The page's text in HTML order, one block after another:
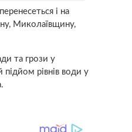
і на
Миколаївщину,
та грози у
рівнів води у